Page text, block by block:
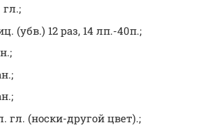
гл.;
(убв.) 12 раз, 14 лп.-40п.;
гл. (носки-другой цвет).;